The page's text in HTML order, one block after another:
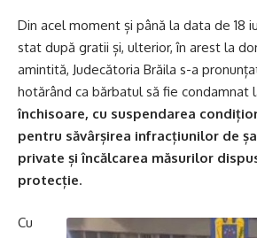
Din acel moment și până la data de 18
stat după gratii și, ulterior, în arest la
amintită, Judecătoria Brăila s-a
hotărând ca bărbatul să fie condamnat
închisoare, cu suspendarea
pentru săvârșirea infracțiunilor de
private și încălcarea măsurilor
protecție.
Cu